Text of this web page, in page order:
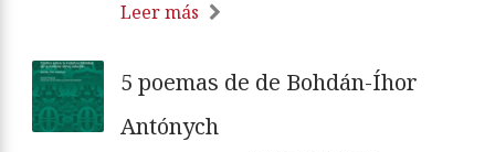
Leer más
5 poemas de de Bohdán-Íhor
Antónych